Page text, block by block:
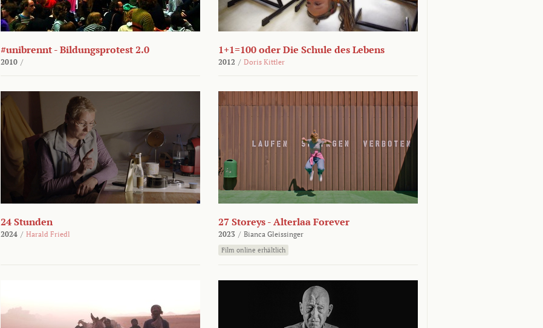
#unibrennt - Bildungsprotest 2.0
2010 /
1+1=100 oder Die Schule des Lebens
2012 / Doris Kittler
24 Stunden
2024 / Harald Friedl
27 Storeys - Alterlaa Forever
2023 / Bianca Gleissinger
Film online erhältlich